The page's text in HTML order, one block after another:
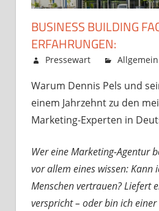
BUSINESS BUILDING
ERFAHRUNGEN:
Juni 18, 2026
Pressewart Allgemein
Warum Dennis Pels und
einem Jahrzehnt zu den
Marketing-Experten in
Wer eine Marketing-Agentur
vor allem eines wissen: Kann
Menschen vertrauen? Liefert
verspricht – oder bin ich